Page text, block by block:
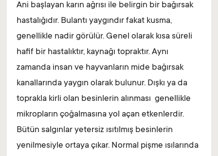
Ani başlayan karın ağrısı ile belirgin bir bağırsak
hastalığıdır. Bulantı yaygındır fakat kusma,
genellikle nadir görülür. Genel olarak kısa süreli
hafif bir hastalıktır, kaynağı topraktır. Aynı
zamanda insan ve hayvanların mide bağırsak
kanallarında yaygın olarak bulunur. Dışkı ya da
toprakla kirli olan besinlerin alınması genellikle
mikropların çoğalmasına yol açan etkenlerdir.
Bütün salgınlar yetersiz ısıtılmış besinlerin
yenilmesiyle ortaya çıkar. Normal pişme ısılarında